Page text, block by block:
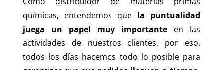
químicas, entendemos que la puntualidad
juega un papel muy importante en las
actividades de nuestros clientes, por eso,
todos los días hacemos todo lo posible para